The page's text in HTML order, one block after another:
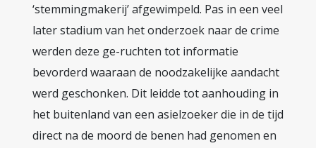
‘stemmingmakerij’ afgewimpeld. Pas in een veel
later stadium van het onderzoek naar de crime
werden deze ge-ruchten tot informatie
bevorderd waaraan de noodzakelijke aandacht
werd geschonken. Dit leidde tot aanhouding in
het buitenland van een asielzoeker die in de tijd
direct na de moord de benen had genomen en